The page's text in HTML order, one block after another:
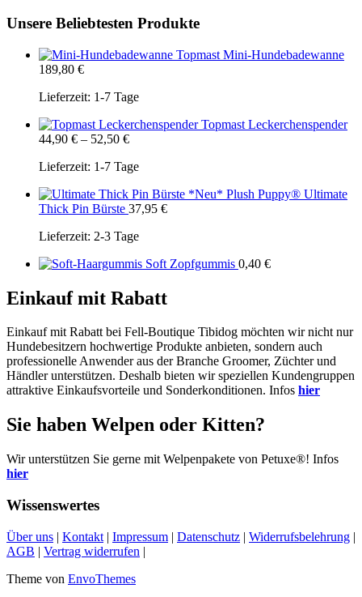
Unsere Beliebtesten Produkte
Topmast Mini-Hundebadewanne
189,80 €
Lieferzeit: 1-7 Tage
Topmast Leckerchenspender
44,90 € – 52,50 €
Lieferzeit: 1-7 Tage
Plush Puppy® Ultimate
Thick Pin Bürste 37,95 €
Lieferzeit: 2-3 Tage
Soft Zopfgummis 0,40 €
Einkauf mit Rabatt
Einkauf mit Rabatt bei Fell-Boutique Tibidog möchten wir nicht nur
Hundebesitzern hochwertige Produkte anbieten, sondern auch
professionelle Anwender aus der Branche Groomer, Züchter und
Händler unterstützen. Deshalb bieten wir speziellen Kundengruppen
attraktive Einkaufsvorteile und Sonderkonditionen. Infos hier
Sie haben Welpen oder Kitten?
Wir unterstützen Sie gerne mit Welpenpakete von Petuxe®! Infos
hier
Wissenswertes
Über uns | Kontakt | Impressum | Datenschutz | Widerrufsbelehrung |
AGB | Vertrag widerrufen |
Theme von EnvoThemes